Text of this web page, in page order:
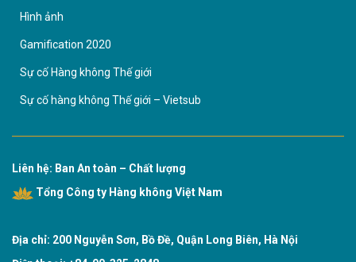
Hình ảnh
Gamification 2020
Sự cố Hàng không Thế giới
Sự cố hàng không Thế giới – Vietsub
Liên hệ: Ban An toàn – Chất lượng
Tổng Công ty Hàng không Việt Nam
Địa chỉ: 200 Nguyễn Sơn, Bồ Đề, Quận Long Biên, Hà Nội